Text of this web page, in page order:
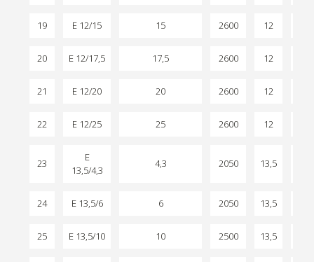
19 E 12/15 15 2600 12
20 E 12/17,5 17,5 2600 12
21 E 12/20 20 2600 12
22 E 12/25 25 2600 12
23
E
13,5/4,3
4,3 2050 13,5
24 E 13,5/6 6 2050 13,5
25 E 13,5/10 10 2500 13,5